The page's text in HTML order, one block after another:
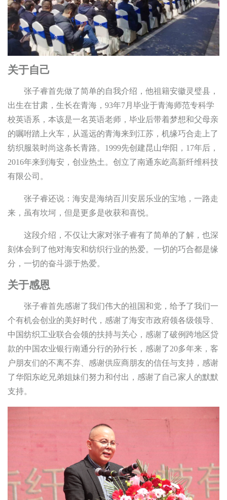
关于自己
张子睿首先做了简单的自我介绍，他祖籍安徽灵璧县，
出生在甘肃，生长在青海，93年7月毕业于青海师范专科学
校英语系，本该是一名英语老师，毕业后带着梦想和父母亲
的嘱咐踏上火车，从遥远的青海来到江苏，机缘巧合走上了
纺织服装时尚这条长青路。1999先创建昆山华阳，17年后，
2016年来到海安，创业热土。创立了南通东屹高新纤维科技
有限公司。
张子睿还说：海安是海纳百川安居乐业的宝地，一路走
来，虽有坎坷，但是更多是收获和喜悦。
这段介绍，不仅让大家对张子睿有了简单的了解，也深
刻体会到了他对海安和纺织行业的热爱。一切的巧合都是缘
分，一切的奋斗源于热爱。
关于感恩
张子睿首先感谢了我们伟大的祖国和党，给予了我们一
个有机会创业的美好时代，感谢了海安市政府领各级领导、
中国纺织工业联合会领的扶持与关心，感谢了破例跨地区贷
款的中国农业银行南通分行的孙行长，感谢了20多年来，客
户朋友们的不离不弃、感谢供应商朋友的信任与支持，感谢
了华阳东屹兄弟姐妹们努力和付出，感谢了自己家人的默默
支持。